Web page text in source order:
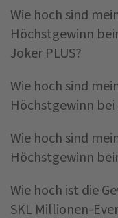
Wie hoch sind
Höchstgewinn
Joker PLUS?
Wie hoch sind
Höchstgewinn
Wie hoch sind
Höchstgewinn
Wie hoch ist die
SKL Millionen-